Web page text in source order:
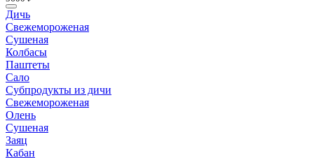
Дичь
Свежемороженая
Сушеная
Колбасы
Паштеты
Сало
Субпродукты из дичи
Свежемороженая
Олень
Сушеная
Заяц
Кабан